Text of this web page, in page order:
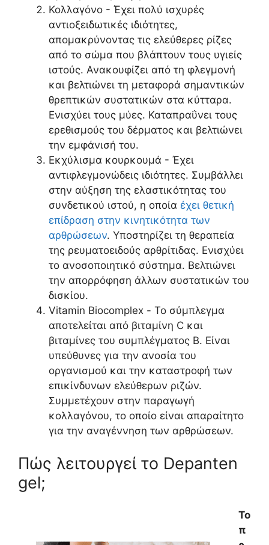
Κολλαγόνο - Έχει πολύ ισχυρές
αντιοξειδωτικές ιδιότητες,
απομακρύνοντας τις ελεύθερες ρίζες
από το σώμα που βλάπτουν τους υγιείς
ιστούς. Ανακουφίζει από τη φλεγμονή
και βελτιώνει τη μεταφορά σημαντικών
θρεπτικών συστατικών στα κύτταρα.
Ενισχύει τους μύες. Καταπραΰνει τους
ερεθισμούς του δέρματος και βελτιώνει
την εμφάνισή του.
Εκχύλισμα κουρκουμά - Έχει
αντιφλεγμονώδεις ιδιότητες. Συμβάλλει
στην αύξηση της ελαστικότητας του
συνδετικού ιστού, η οποία έχει θετική
επίδραση στην κινητικότητα των
αρθρώσεων. Υποστηρίζει τη θεραπεία
της ρευματοειδούς αρθρίτιδας. Ενισχύει
το ανοσοποιητικό σύστημα. Βελτιώνει
την απορρόφηση άλλων συστατικών του
δισκίου.
Vitamin Biocomplex - Το σύμπλεγμα
αποτελείται από βιταμίνη C και
βιταμίνες του συμπλέγματος Β. Είναι
υπεύθυνες για την ανοσία του
οργανισμού και την καταστροφή των
επικίνδυνων ελεύθερων ριζών.
Συμμετέχουν στην παραγωγή
κολλαγόνου, το οποίο είναι απαραίτητο
για την αναγέννηση των αρθρώσεων.
Πώς λειτουργεί το Depanten
gel;
Το
π